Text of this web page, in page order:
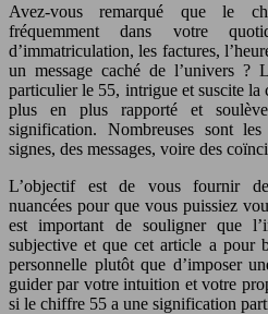
Avez-vous remarqué que le
fréquemment dans votre
d’immatriculation, les factures,
un message caché de l’univers ?
particulier le 55, intrigue et suscite la
plus en plus rapporté et
signification. Nombreuses sont
signes, des messages, voire des
L’objectif est de vous fournir
nuancées pour que vous puissiez
est important de souligner que
subjective et que cet article a pour
personnelle plutôt que d’imposer
guider par votre intuition et votre
si le chiffre 55 a une signification